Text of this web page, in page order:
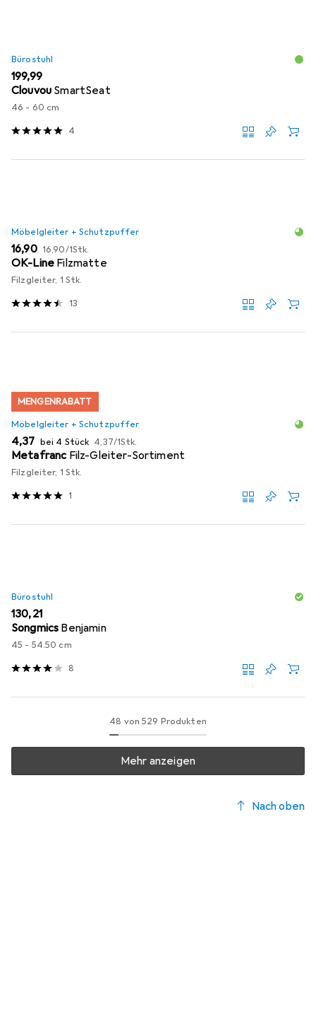
Bürostuhl
EUR
199,99
Clouvou SmartSeat
46 - 60 cm
4
Möbelgleiter + Schutzpuffer
EUR
16,90 EUR
16,90/1Stk.
OK-Line Filzmatte
Filzgleiter, 1 Stk.
13
MENGENRABATT
Möbelgleiter + Schutzpuffer
EUR
4,37 bei 4 Stück EUR
4,37/1Stk.
Metafranc Filz-Gleiter-Sortiment
Filzgleiter, 1 Stk.
1
Bürostuhl
EUR
130,21
Songmics Benjamin
45 - 54.50 cm
8
48 von 529 Produkten
Mehr anzeigen
Nach oben